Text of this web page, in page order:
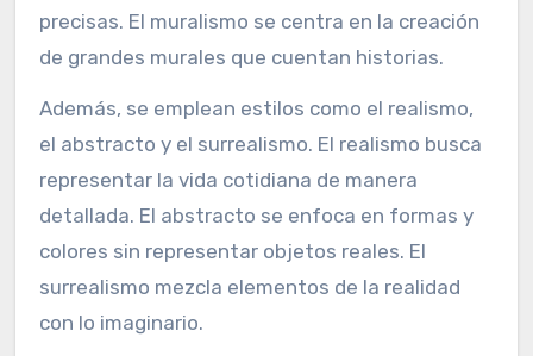
precisas. El muralismo se centra en la creación
de grandes murales que cuentan historias.
Además, se emplean estilos como el realismo,
el abstracto y el surrealismo. El realismo busca
representar la vida cotidiana de manera
detallada. El abstracto se enfoca en formas y
colores sin representar objetos reales. El
surrealismo mezcla elementos de la realidad
con lo imaginario.